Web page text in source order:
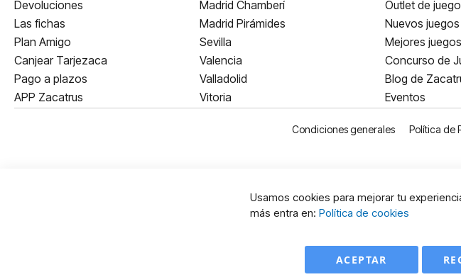
Devoluciones
Las fichas
Plan Amigo
Canjear Tarjezaca
Pago a plazos
APP Zacatrus
Madrid Chamberí
Madrid Pirámides
Sevilla
Valencia
Valladolid
Vitoria
Outlet de
Nuevos juegos
Mejores
Concurso de
Blog de
Eventos
Condiciones generales Política de
Usamos cookies para mejorar tu
más entra en: Política de cookies
ACEPTAR